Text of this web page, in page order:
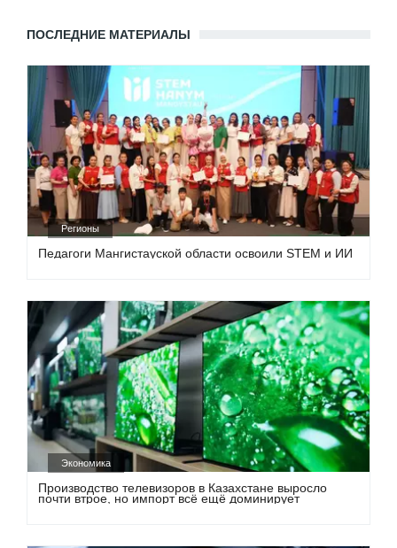
ПОСЛЕДНИЕ МАТЕРИАЛЫ
Регионы
Педагоги Мангистауской области освоили STEM и ИИ
Экономика
Производство телевизоров в Казахстане выросло
почти втрое, но импорт всё ещё доминирует